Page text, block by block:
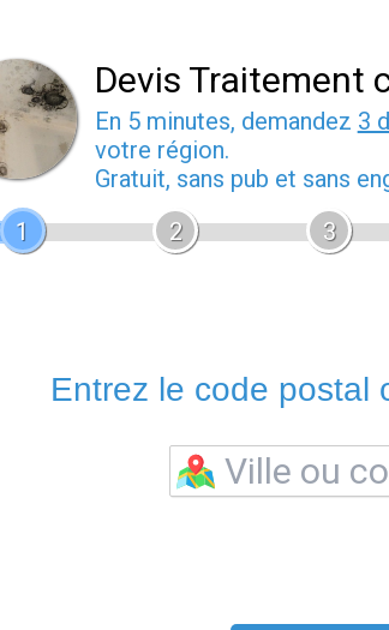
Devis Traitement
En 5 minutes, demandez 3
votre région.
Gratuit, sans pub et sans
1
2 3
Entrez le code postal